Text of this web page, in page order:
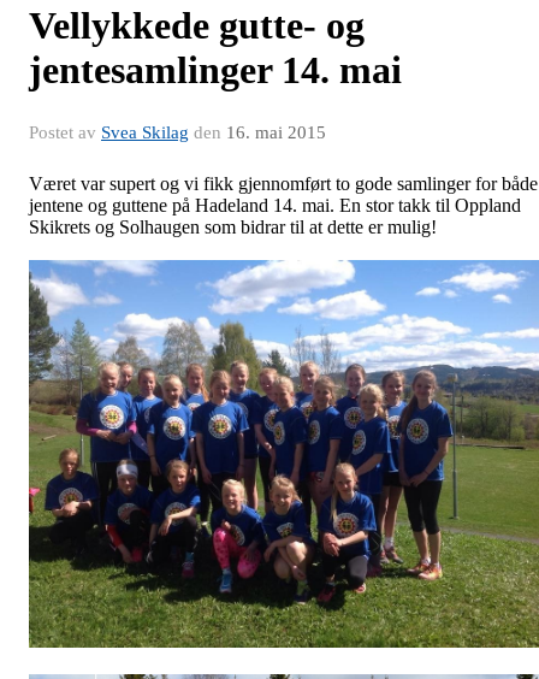
Vellykkede gutte- og
jentesamlinger 14. mai
Postet av Svea Skilag den 16. mai 2015
Været var supert og vi fikk gjennomført to gode samlinger for både
jentene og guttene på Hadeland 14. mai. En stor takk til Oppland
Skikrets og Solhaugen som bidrar til at dette er mulig!